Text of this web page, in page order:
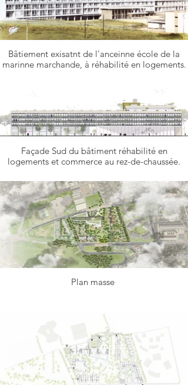
Bâtiement exisatnt de l'anceinne école de la
marinne marchande, à réhabilité en logements.
Façade Sud du bâtiment réhabilité en
logements et commerce au rez-de-chaussée.
Plan masse